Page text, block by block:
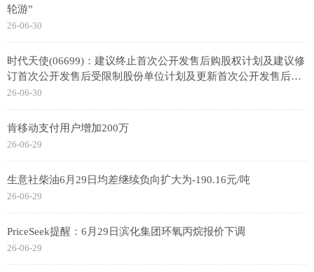
轮游”
26-06-30
时代天使(06699)：建议终止首次公开发售后购股权计划及建议修
订首次公开发售后受限制股份单位计划及更新首次公开发售后受
限制股份单位计划限额 前沿资讯
26-06-30
肯移动支付用户增加200万
26-06-29
生意社柴油6月29日均差继续负向扩大为-190.16元/吨
26-06-29
PriceSeek提醒：6月29日滨化集团环氧丙烷报价下调
26-06-29